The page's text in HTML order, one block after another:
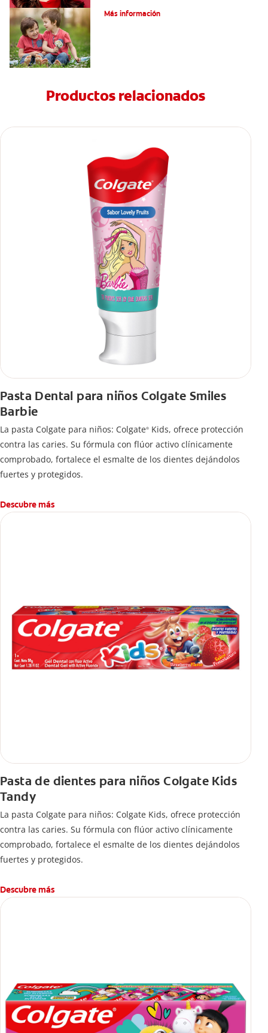
Más información
Productos relacionados
Pasta Dental para niños Colgate Smiles
Barbie
La pasta Colgate para niños: Colgate® Kids, ofrece protección
contra las caries. Su fórmula con flúor activo clínicamente
comprobado, fortalece el esmalte de los dientes dejándolos
fuertes y protegidos.
Descubre más
Pasta de dientes para niños Colgate Kids
Tandy
La pasta Colgate para niños: Colgate Kids, ofrece protección
contra las caries. Su fórmula con flúor activo clínicamente
comprobado, fortalece el esmalte de los dientes dejándolos
fuertes y protegidos.
Descubre más